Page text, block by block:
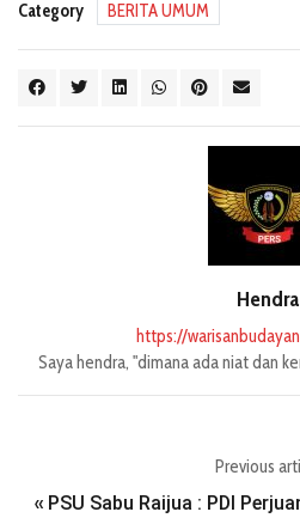
Category BERITA UMUM
Hendra
https://
Saya hendra, "dimana ada niat dan
Previous
« PSU Sabu Raijua : PDI